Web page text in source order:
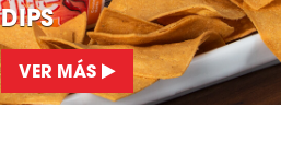
DIPS
VER MÁS